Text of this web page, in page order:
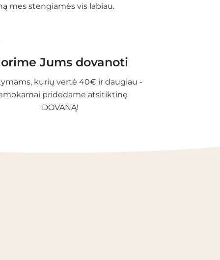
mes stengiamės vis labiau.
Jums dovanoti
kurių vertė 40€ ir daugiau -
pridedame atsitiktinę
DOVANĄ!